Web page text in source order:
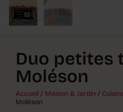
Duo petites
Moléson
Accueil / Maison & Jardin /
Moléson